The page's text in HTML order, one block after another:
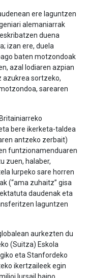
ere laguntzen
alemaniarrak
duena
izan ere, duela
baten motzondoak
azal lodiaren azpian
azukrea sortzeko,
sarearen
bere ikerketa-taldea
antzeko zerbait)
funtzionamenduaren
zuen, halaber,
lurpeko sare horren
(“ama zuhaitz” gisa
daudenak eta
laguntzen
aurkezten du
(Suitza) Eskola
eta Stanfordeko
ikertzaileek egin